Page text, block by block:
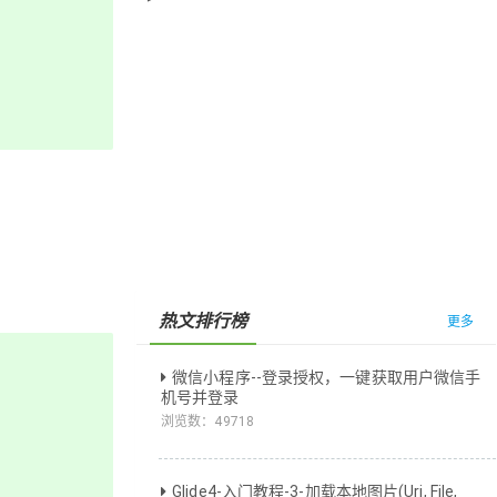
热文排行榜 更多
微信小程序--登录授权，一键获取用户微信手
机号并登录
浏览数： 49718
Glide4-入门教程-3-加载本地图片(Uri, File,